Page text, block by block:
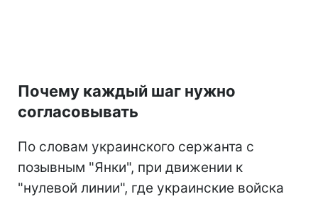
Почему каждый шаг нужно
согласовывать
По словам украинского сержанта с
позывным "Янки", при движении к
"нулевой линии", где украинские войска